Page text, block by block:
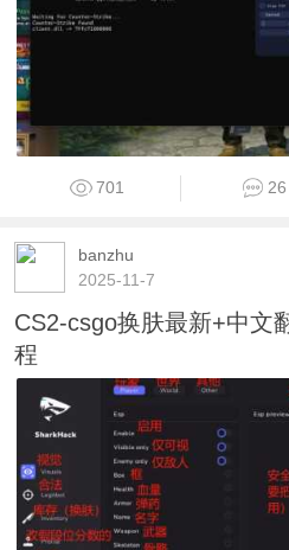
701 26
banzhu
2025-11-7
CS2-csgo换肤最新+中文
程